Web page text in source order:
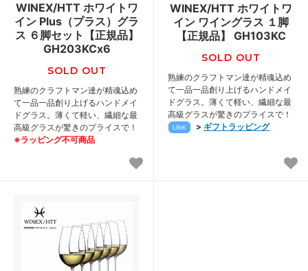
WINEX/HTT ホワイトワ
イン Plus（プラス）グラ
ス ６脚セット【正規品】
GH203KCx6
SOLD OUT
熟練のクラフトマン達が精魂込め
て一品一品創り上げるハンドメイ
ドグラス。薄くて軽い、繊細な最
高級グラスが驚きのプライスで！
※ラッピング不可商品
WINEX/HTT ホワイトワ
イン ワイングラス １脚
【正規品】 GH103KC
SOLD OUT
熟練のクラフトマン達が精魂込め
て一品一品創り上げるハンドメイ
ドグラス。薄くて軽い、繊細な最
高級グラスが驚きのプライスで！
LINK > ギフトラッピング